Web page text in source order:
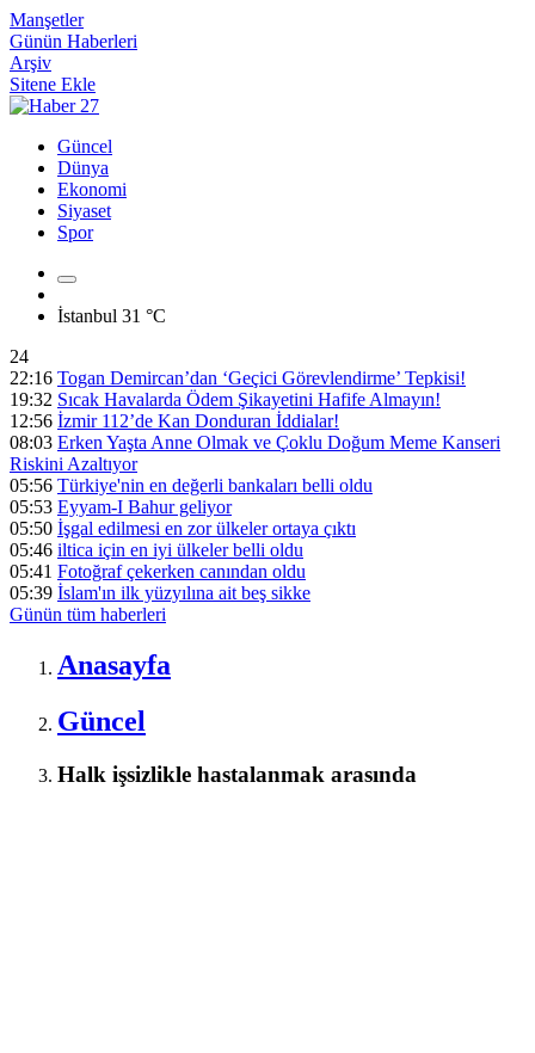
Manşetler
Günün Haberleri
Arşiv
Sitene Ekle
Güncel
Dünya
Ekonomi
Siyaset
Spor
İstanbul 31 °C
24
22:16 Togan Demircan’dan ‘Geçici Görevlendirme’ Tepkisi!
19:32 Sıcak Havalarda Ödem Şikayetini Hafife Almayın!
12:56 İzmir 112’de Kan Donduran İddialar!
08:03 Erken Yaşta Anne Olmak ve Çoklu Doğum Meme Kanseri
Riskini Azaltıyor
05:56 Türkiye'nin en değerli bankaları belli oldu
05:53 Eyyam-I Bahur geliyor
05:50 İşgal edilmesi en zor ülkeler ortaya çıktı
05:46 iltica için en iyi ülkeler belli oldu
05:41 Fotoğraf çekerken canından oldu
05:39 İslam'ın ilk yüzyılına ait beş sikke
Günün tüm haberleri
Anasayfa
Güncel
Halk işsizlikle hastalanmak arasında